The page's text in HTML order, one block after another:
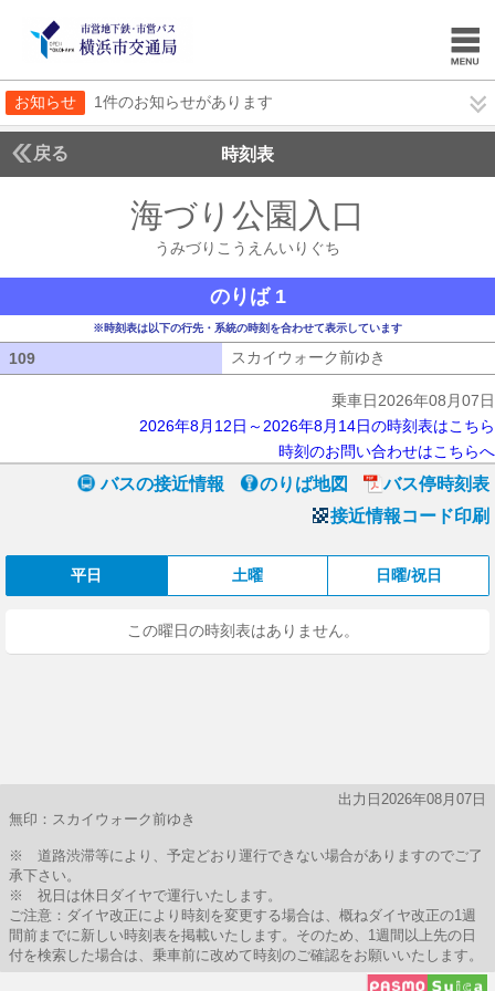
お知らせ 1件のお知らせがあります
戻る 時刻表
海づり公園入口
うみづりこうえんいりぐち
のりば 1
※時刻表は以下の行先・系統の時刻を合わせて表示しています
109 スカイウォーク前ゆき
乗車日2026年08月07日
2026年8月12日～2026年8月14日の時刻表はこちら
時刻のお問い合わせはこちらへ
バスの接近情報 のりば地図
バス停時刻表
接近情報コード印刷
平日 土曜 日曜/祝日
この曜日の時刻表はありません。
出力日2026年08月07日
無印：スカイウォーク前ゆき
※ 道路渋滞等により、予定どおり運行できない場合がありますのでご了
承下さい。
※ 祝日は休日ダイヤで運行いたします。
ご注意：ダイヤ改正により時刻を変更する場合は、概ねダイヤ改正の1週
間前までに新しい時刻表を掲載いたします。そのため、1週間以上先の日
付を検索した場合は、乗車前に改めて時刻のご確認をお願いいたします。